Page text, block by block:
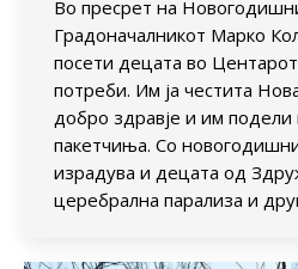
Во пресрет на
Градоначалникот Марко
посети децата во
потреби. Им ја честита
добро здравје и им
пакетчиња. Со
израдува и децата од
церебрална парализа и